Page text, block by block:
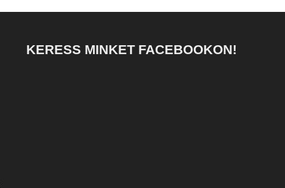
KERESS MINKET FACEBOOKON!